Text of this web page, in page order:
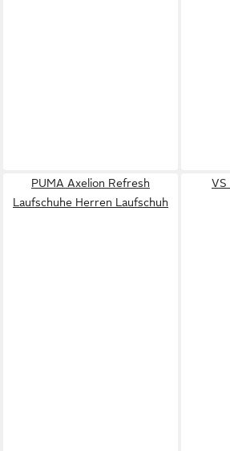
PUMA Axelion Refresh
Laufschuhe Herren Laufschuh
VS